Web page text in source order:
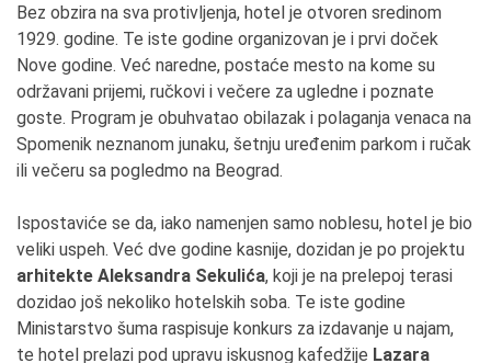
Bez obzira na sva protivljenja, hotel je otvoren sredinom
1929. godine. Te iste godine organizovan je i prvi doček
Nove godine. Već naredne, postaće mesto na kome su
održavani prijemi, ručkovi i večere za ugledne i poznate
goste. Program je obuhvatao obilazak i polaganja venaca na
Spomenik neznanom junaku, šetnju uređenim parkom i ručak
ili večeru sa pogledmo na Beograd.
Ispostaviće se da, iako namenjen samo noblesu, hotel je bio
veliki uspeh. Već dve godine kasnije, dozidan je po projektu
arhitekte Aleksandra Sekulića, koji je na prelepoj terasi
dozidao još nekoliko hotelskih soba. Te iste godine
Ministarstvo šuma raspisuje konkurs za izdavanje u najam,
te hotel prelazi pod upravu iskusnog kafedžije Lazara